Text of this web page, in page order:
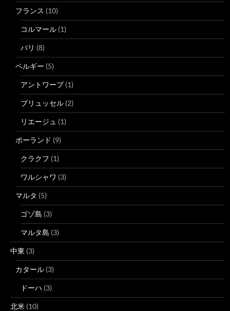
フランス (10)
コルマール (1)
パリ (8)
ベルギー (5)
アントワープ(1)
ブリュッセル (2)
リエージュ (1)
ポーランド (9)
クラクフ (1)
ワルシャワ (3)
マルタ (5)
ゴゾ島 (3)
マルタ島 (3)
中東 (3)
カタール (3)
ドーハ (3)
北米 (10)